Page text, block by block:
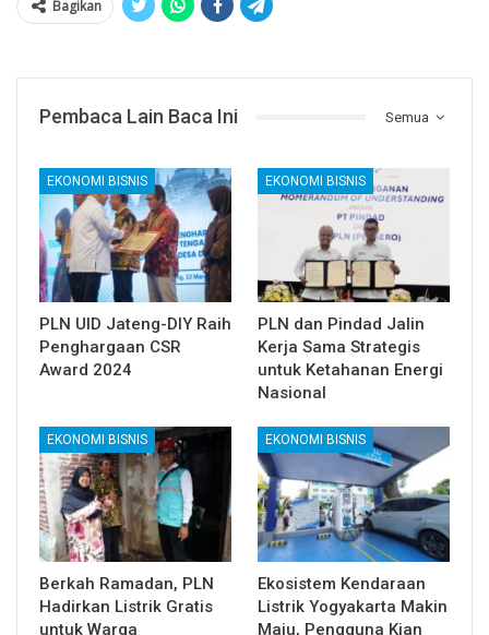
Bagikan
Semua
Pembaca Lain Baca Ini
EKONOMI BISNIS
PLN UID Jateng-DIY Raih
Penghargaan CSR
Award 2024
EKONOMI BISNIS
PLN dan Pindad Jalin
Kerja Sama Strategis
untuk Ketahanan Energi
Nasional
EKONOMI BISNIS
Berkah Ramadan, PLN
Hadirkan Listrik Gratis
untuk Warga
EKONOMI BISNIS
Ekosistem Kendaraan
Listrik Yogyakarta Makin
Maju, Pengguna Kian